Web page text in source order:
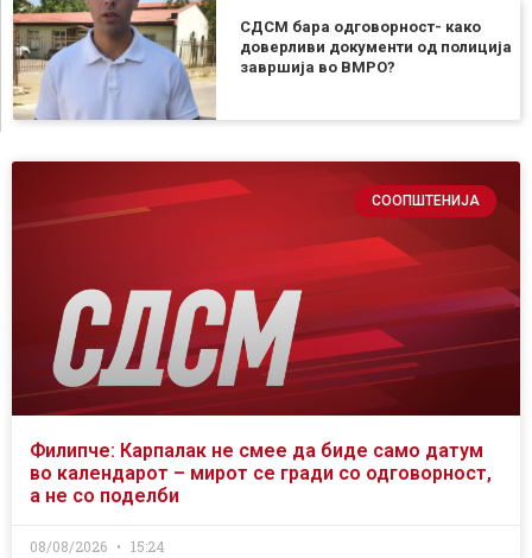
СДСМ бара одговорност- како
доверливи документи од полиција
завршија во ВМРО?
СООПШТЕНИЈА
Филипче: Карпалак не смее да биде само датум
во календарот – мирот се гради со одговорност,
а не со поделби
08/08/2026 15:24